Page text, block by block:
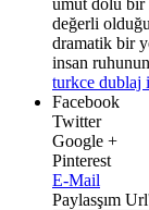
değerli
dramatik bir
insan
turkce dublaj
Facebook
Twitter
Google +
Pinterest
E-Mail
Paylasşım